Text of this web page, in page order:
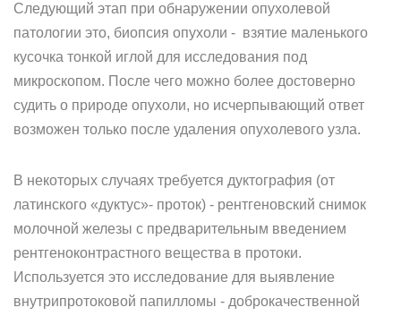
Следующий этап при обнаружении опухолевой
патологии это, биопсия опухоли - взятие маленького
кусочка тонкой иглой для исследования под
микроскопом. После чего можно более достоверно
судить о природе опухоли, но исчерпывающий ответ
возможен только после удаления опухолевого узла.
В некоторых случаях требуется дуктография (от
латинского «дуктус»- проток) - рентгеновский снимок
молочной железы с предварительным введением
рентгеноконтрастного вещества в протоки.
Используется это исследование для выявление
внутрипротоковой папилломы - доброкачественной